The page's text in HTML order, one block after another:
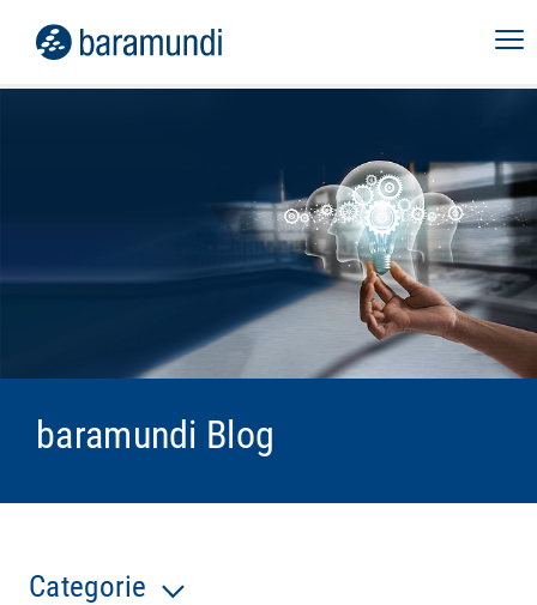
baramundi Blog
Categorie